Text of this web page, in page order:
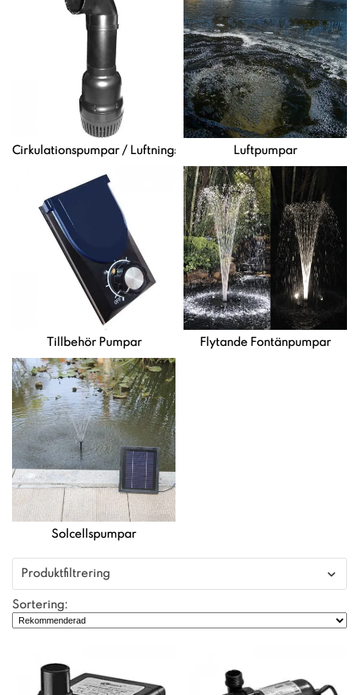
Cirkulationspumpar / Luftningspumpar Luftpumpar
Tillbehör Pumpar Flytande Fontänpumpar
Solcellspumpar
Produktfiltrering
Sortering: